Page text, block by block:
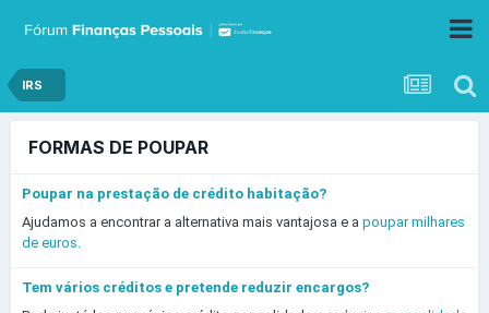
IRS
FORMAS DE POUPAR
Poupar na prestação de crédito habitação?
Ajudamos a encontrar a alternativa mais vantajosa e a poupar milhares
de euros.
Tem vários créditos e pretende reduzir encargos?